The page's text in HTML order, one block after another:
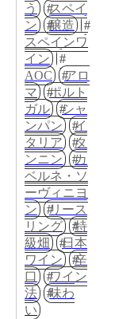
う
スペイ
ン
醸造
スペインワ
イン
AOC
アロ
マ
ポルト
ガル
シャ
ンパン
イ
タリア
タ
ンニン
カ
ベルネ・ソ
ーヴィニヨ
ン
リース
リング
特
級畑
日本
ワイン
辛
口
ワイン
法
味わ
い